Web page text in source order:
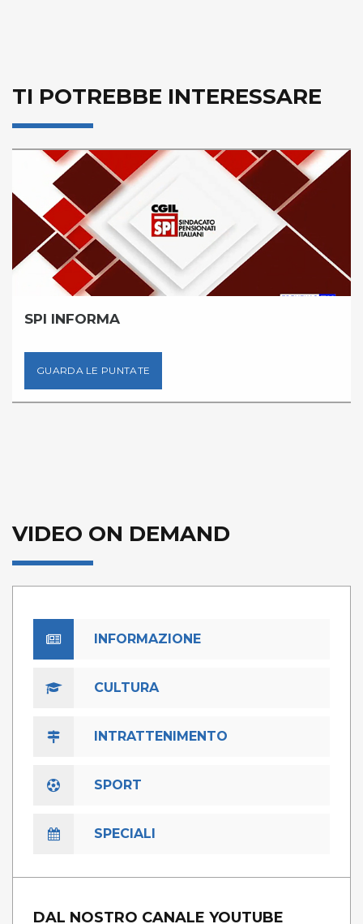
TI POTREBBE INTERESSARE
SPI INFORMA
GUARDA LE PUNTATE
VIDEO ON DEMAND
INFORMAZIONE
CULTURA
INTRATTENIMENTO
SPORT
SPECIALI
DAL NOSTRO CANALE YOUTUBE